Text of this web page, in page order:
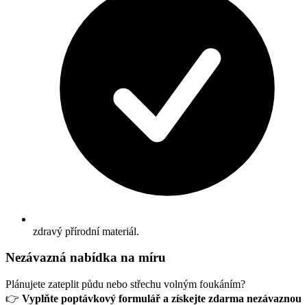
zdravý přírodní materiál.
Nezávazná nabídka na míru
Plánujete zateplit půdu nebo střechu volným foukáním?
👉 Vyplňte poptávkový formulář a získejte zdarma nezávaznou